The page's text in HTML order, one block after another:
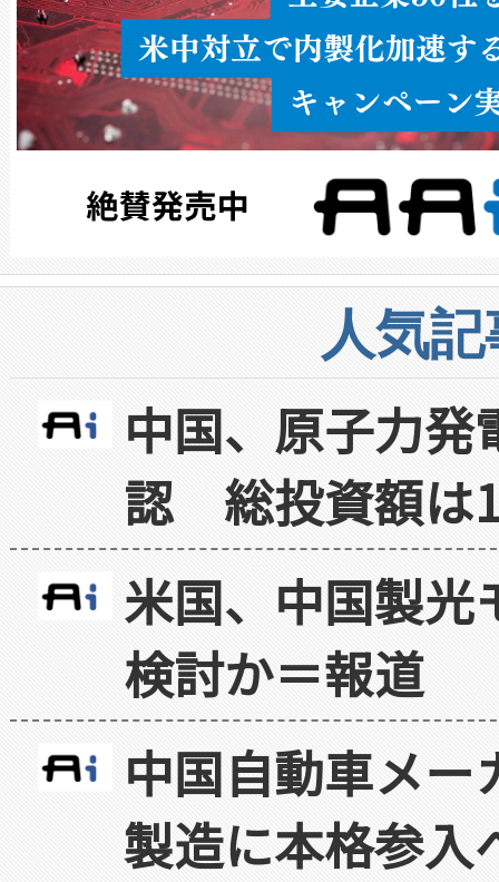
人気
中国、原子力
認 総投資額は
米国、中国製光
検討か＝報道
中国自動車メ
製造に本格参入